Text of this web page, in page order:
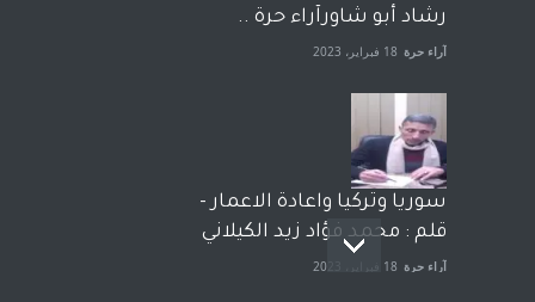
رشاد أبو شاورآراء حرة ..
آراء حرة 18 فبراير، 2023
سوريا وتركيا واعادة الاعمار -
قلم : محمد فؤاد زيد الكيلاني
آراء حرة 18 فبراير، 2023